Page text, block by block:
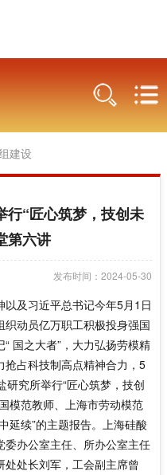
建设
行“匠心筑梦，技创未
第六讲
发布时间：2024-05-30
及习近平总书记今年5月1日
动员亿万职工积极投身强国
国之大者”，大力弘扬劳模精
占科技制高点精神合力，5
研究所举行“匠心筑梦，技创
模范教师、上海市劳动模范
延续”的主题报告。上海硅酸
办公室主任、所办公室主任
处长刘军，工会副主席曾